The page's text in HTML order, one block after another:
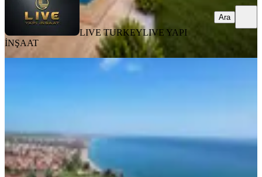
LIVE TURKEYLIVE YAPI
İNŞAAT
Ara
19.200.000 ₺